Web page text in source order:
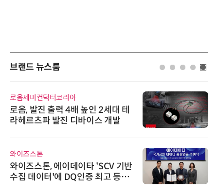
브랜드 뉴스룸
로옴세미컨덕터코리아
로옴, 발진 출력 4배 높인 2세대 테
라헤르츠파 발진 디바이스 개발
와이즈스톤
와이즈스톤, 에이데이타 'SCV 기반
수집 데이터'에 DQ인증 최고 등급